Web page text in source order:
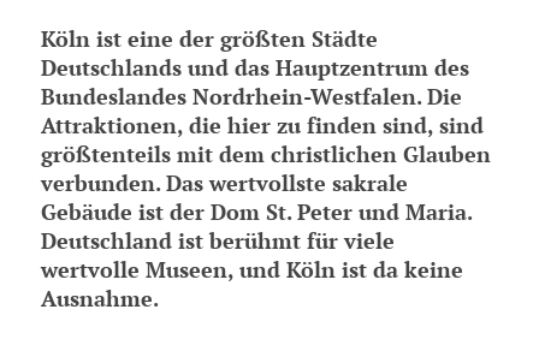
Köln ist eine der größten Städte
Deutschlands und das Hauptzentrum des
Bundeslandes Nordrhein-Westfalen. Die
Attraktionen, die hier zu finden sind, sind
größtenteils mit dem christlichen Glauben
verbunden. Das wertvollste sakrale
Gebäude ist der Dom St. Peter und Maria.
Deutschland ist berühmt für viele
wertvolle Museen, und Köln ist da keine
Ausnahme.